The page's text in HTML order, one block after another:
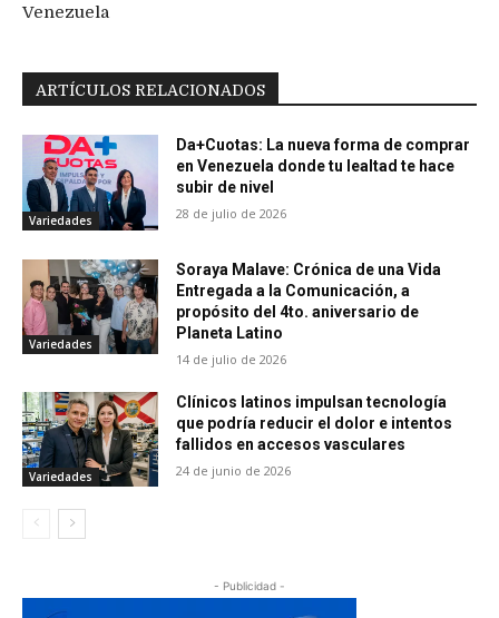
Venezuela
ARTÍCULOS RELACIONADOS
Variedades
Da+Cuotas: La nueva forma de comprar
en Venezuela donde tu lealtad te hace
subir de nivel
28 de julio de 2026
Variedades
Soraya Malave: Crónica de una Vida
Entregada a la Comunicación, a
propósito del 4to. aniversario de
Planeta Latino
14 de julio de 2026
Variedades
Clínicos latinos impulsan tecnología
que podría reducir el dolor e intentos
fallidos en accesos vasculares
24 de junio de 2026
- Publicidad -